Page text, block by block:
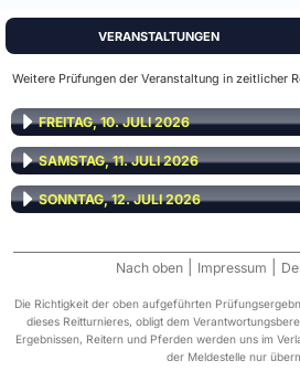
VERANSTALTUNGEN
Weitere Prüfungen der Veranstaltung in zeitlicher
FREITAG, 10. JULI 2026
SAMSTAG, 11. JULI 2026
SONNTAG, 12. JULI 2026
Nach oben Impressum
Die Richtigkeit der oben aufgeführten
dieses Reitturnieres, obligt dem
Ergebnissen, Reitern und Pferden werden uns im
der Meldestelle nur